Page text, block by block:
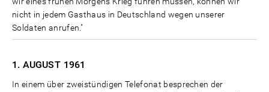
nicht in jedem Gasthaus in Deutschland wegen unserer
Soldaten anrufen."
1. AUGUST 1961
In einem über zweistündigen Telefonat besprechen der